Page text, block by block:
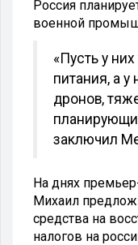
Россия
военной
«Пусть у
питания, а у
дронов,
заключил
На днях
Михаил
средства на
налогов на